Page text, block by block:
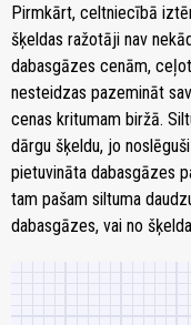
Pirmkārt, celtniecībā
šķeldas ražotāji nav
dabasgāzes cenām,
nesteidzas pazemināt
cenas kritumam biržā.
dārgu šķeldu, jo
pietuvināta dabasgāzes
tam pašam siltuma
dabasgāzes, vai no